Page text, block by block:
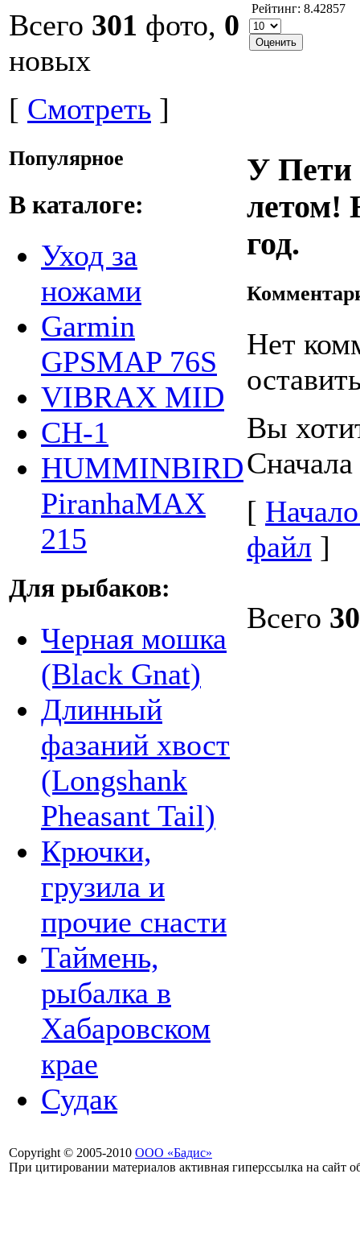
Всего 301 фото, 0
новых
[ Смотреть ]
Популярное
В каталоге:
Уход за
ножами
Garmin
GPSMAP 76S
VIBRAX MID
СН-1
HUMMINBIRD
PiranhaMAX
215
Для рыбаков:
Черная мошка
(Black Gnat)
Длинный
фазаний хвост
(Longshank
Pheasant Tail)
Крючки,
грузила и
прочие снасти
Таймень,
рыбалка в
Хабаровском
крае
Судак
Рейтинг: 8.42857
У Пети
летом!
год.
Нет
Вы
[
файл ]
Всего
Copyright © 2005-2010 ООО «Бадис»
При цитировании материалов активная гиперссылка на сайт